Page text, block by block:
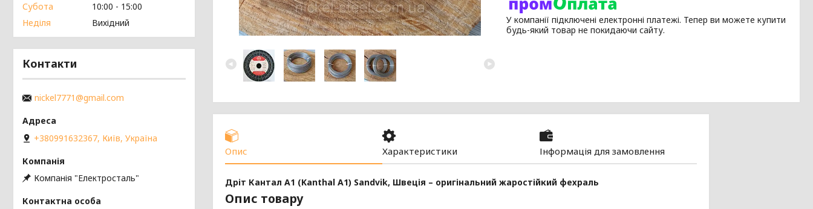
У компанії підключені електронні платежі. Тепер ви можете купити
будь-який товар не покидаючи сайту.
Опис Характеристики Інформація для замовлення
Дріт Кантал A1 (Kanthal A1) Sandvik, Швеція – оригінальний жаростійкий фехраль
Опис товару
Субота
10:00
15:00
Неділя
Вихідний
Контакти
nickel7771@gmail.com
+380991632367, Київ, Україна
Компанія "Електросталь"